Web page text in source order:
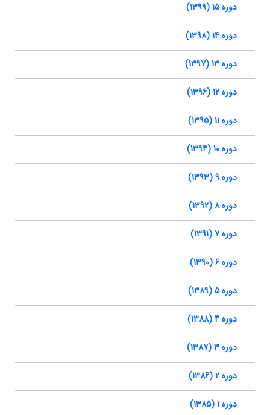
دوره 15 (1399)
دوره 14 (1398)
دوره 13 (1397)
دوره 12 (1396)
دوره 11 (1395)
دوره 10 (1394)
دوره 9 (1393)
دوره 8 (1392)
دوره 7 (1391)
دوره 6 (1390)
دوره 5 (1389)
دوره 4 (1388)
دوره 3 (1387)
دوره 2 (1386)
دوره 1 (1385)